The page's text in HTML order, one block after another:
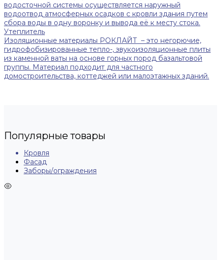
водосточной системы осуществляется наружный
водоотвод атмосферных осадков с кровли здания путем
сбора воды в одну воронку и вывода её к месту стока.
Утеплитель
Изоляционные материалы РОКЛАЙТ – это негорючие,
гидрофобизированные тепло-, звукоизоляционные плиты
из каменной ваты на основе горных пород базальтовой
группы. Материал подходит для частного
домостроительства, коттеджей или малоэтажных зданий.
Популярные товары
Кровля
Фасад
Заборы/ограждения